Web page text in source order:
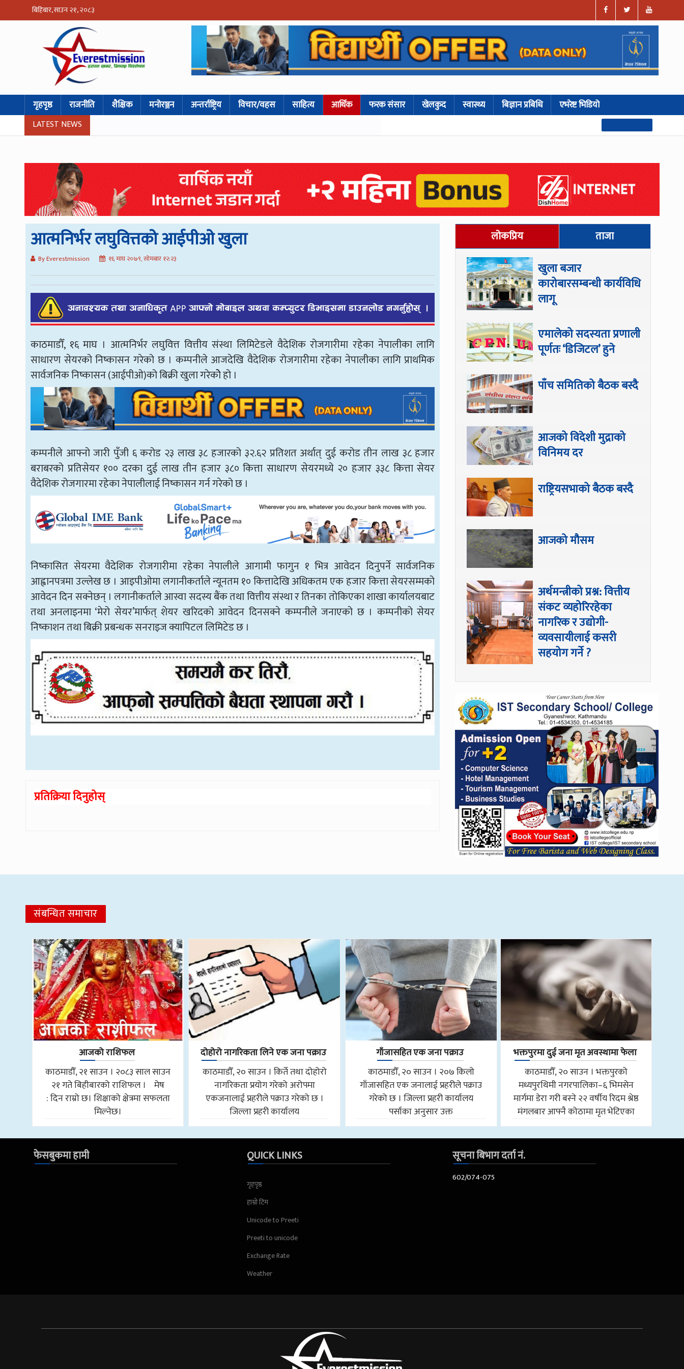
बिहिबार, साउन २१, २०८३
गृहपृष्ठ राजनीति शैक्षिक मनोरञ्जन अन्तर्राष्ट्रिय विचार/वहस साहित्य आर्थिक फरक संसार खेलकुद स्वास्थ्य बिज्ञान प्रबिधि एभरेष्ट भिडियो
LATEST NEWS
आत्मनिर्भर लघुवित्तको आईपीओ खुला
By Everestmission १६ माघ २०७९, सोमबार १२:२३
काठमाडौँ, १६ माघ । आत्मनिर्भर लघुवित्त वित्तीय संस्था लिमिटेडले वैदेशिक रोजगारीमा रहेका नेपालीका लागि
साधारण सेयरको निष्कासन गरेको छ । कम्पनीले आजदेखि वैदेशिक रोजगारीमा रहेका नेपालीका लागि प्राथमिक
सार्वजनिक निष्कासन (आईपीओ)को बिक्री खुला गरेकोे हो ।
कम्पनीले आफ्नो जारी पुँजी ६ करोड २३ लाख ३८ हजारको ३२.६२ प्रतिशत अर्थात् दुई करोड तीन लाख ३८ हजार
बराबरको प्रतिसेयर १०० दरका दुई लाख तीन हजार ३८० कित्ता साधारण सेयरमध्ये २० हजार ३३८ कित्ता सेयर
वैदेशिक रोजगारमा रहेका नेपालीलाई निष्कासन गर्न गरेको छ ।
निष्कासित सेयरमा वैदेशिक रोजगारीमा रहेका नेपालीले आगामी फागुन १ भित्र आवेदन दिनुपर्ने सार्वजनिक
आह्वानपत्रमा उल्लेख छ । आइपीओमा लगानीकर्ताले न्यूनतम १० कित्तादेखि अधिकतम एक हजार कित्ता सेयरसम्मको
आवेदन दिन सक्नेछन् । लगानीकर्ताले आस्वा सदस्य बैंक तथा वित्तीय संस्था र तिनका तोकिएका शाखा कार्यालयबाट
तथा अनलाइनमा ‘मेरो सेयर’मार्फत् शेयर खरिदको आवेदन दिनसक्ने कम्पनीले जनाएको छ । कम्पनीको सेयर
निष्काशन तथा बिक्री प्रबन्धक सनराइज क्यापिटल लिमिटेड छ ।
प्रतिक्रिया दिनुहोस्
लोकप्रिय ताजा
खुला बजार
कारोबारसम्बन्धी कार्यविधि
लागू
एमालेको सदस्यता प्रणाली
पूर्णतः ‘डिजिटल’ हुने
पाँच समितिको बैठक बस्दै
आजको विदेशी मुद्राको
विनिमय दर
राष्ट्रियसभाको बैठक बस्दै
आजको मौसम
अर्थमन्त्रीको प्रश्न: वित्तीय
संकट व्यहोरिरहेका
नागरिक र उद्योगी-
व्यवसायीलाई कसरी
सहयोग गर्ने ?
संबन्धित समाचार
आजको राशिफल
काठमाडौँ, २१ साउन । २०८३ साल साउन
२१ गते बिहीबारको राशिफल । मेष
: दिन राम्रो छ। शिक्षाको क्षेत्रमा सफलता
मिल्नेछ।
दोहोरो नागरिकता लिने एक जना पक्राउ
काठमाडौँ, २० साउन । किर्ते तथा दोहोरो
नागरिकता प्रयोग गरेको अरोपमा
एकजनालाई प्रहरीले पक्राउ गरेको छ ।
जिल्ला प्रहरी कार्यालय
गाँजासहित एक जना पक्राउ
काठमाडौँ, २० साउन । २०७ किलो
गाँजासहित एक जनालाई प्रहरीले पक्राउ
गरेको छ । जिल्ला प्रहरी कार्यालय
पर्साका अनुसार उक्त
भक्तपुरमा दुई जना मृत अवस्थामा फेला
काठमाडौँ, २० साउन । भक्तपुरको
मध्यपुरथिमी नगरपालिका–६ भिमसेन
मार्गमा डेरा गरी बस्ने २२ वर्षीय रिदम श्रेष्ठ
मंगलबार आफ्नै कोठामा मृत भेटिएका
फेसबुकमा हामी QUICK LINKS
गृहपृष्ठ
हाम्रो टिम
Unicode to Preeti
Preeti to unicode
Exchange Rate
Weather
सूचना बिभाग दर्ता नं.
602/074-075